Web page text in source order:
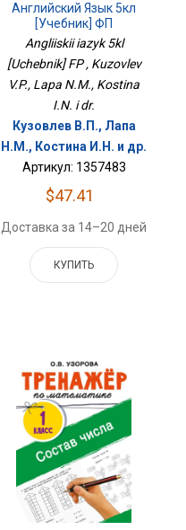
Английский Язык 5кл
[Учебник] ФП
Angliiskii iazyk 5kl
[Uchebnik] FP , Kuzovlev
V.P., Lapa N.M., Kostina
I.N. i dr.
Кузовлев В.П., Лапа
Н.М., Костина И.Н. и др.
Артикул: 1357483
$47.41
Доставка за 14–20 дней
КУПИТЬ